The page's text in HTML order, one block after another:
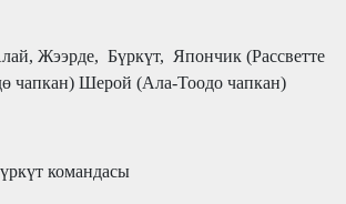
Жээрде, Бүркүт, Япончик (Рассветте
чапкан) Шерой (Ала-Тоодо чапкан)
командасы